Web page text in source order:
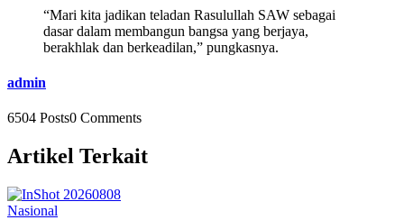
“Mari kita jadikan teladan Rasulullah SAW sebagai
dasar dalam membangun bangsa yang berjaya,
berakhlak dan berkeadilan,” pungkasnya.
admin
6504 Posts0 Comments
Artikel Terkait
Nasional